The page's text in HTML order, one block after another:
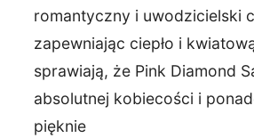
romantyczny i uwodzicielski
zapewniając ciepło i
sprawiają, że Pink Diamond
absolutnej kobiecości i
pięknie